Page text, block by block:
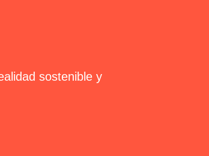
sostenible y